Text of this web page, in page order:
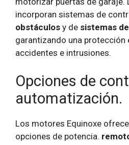
incorporan sistemas de
obstáculos y de sistemas
garantizando una protección
accidentes e intrusiones.
Opciones de
automatización.
Los motores Equinoxe
opciones de potencia.